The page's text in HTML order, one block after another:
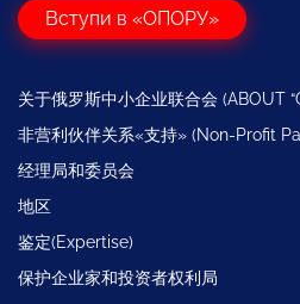
Вступи в «ОПОРУ»
关于俄罗斯中小企业联合会 (ABOUT
非营利伙伴关系«支持» (Non-Profit
经理局和委员会
地区
鉴定(Expertise)
保护企业家和投资者权利局